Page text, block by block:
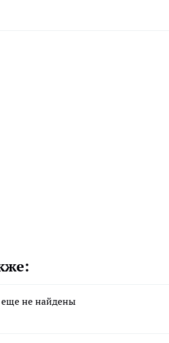
еще не найдены